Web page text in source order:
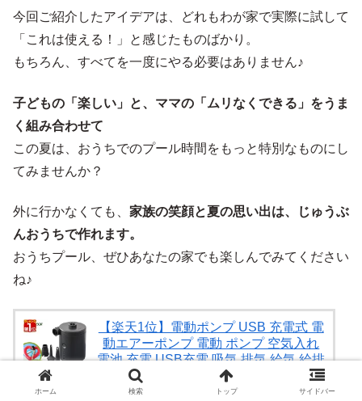
今回ご紹介したアイデアは、どれもわが家で実際に試して
「これは使える！」と感じたものばかり。
もちろん、すべてを一度にやる必要はありません♪
子どもの「楽しい」と、ママの「ムリなくできる」をうま
く組み合わせて
この夏は、おうちでのプール時間をもっと特別なものにし
てみませんか？
外に行かなくても、 家族の笑顔と夏の思い出は、じゅうぶ
んおうちで作れます。
おうちプール、ぜひあなたの家でも楽しんでみてください
ね♪
【楽天1位】電動ポンプ USB 充電式 電
動エアーポンプ 電動 ポンプ 空気入れ
電池 充電 USB充電 吸気 排気 給気 給排
気 対応 収納ポーチ付き 簡単 便利
FIELDOOR 1年保証 ■[送料無料]
ホーム 検索 トップ サイドバー